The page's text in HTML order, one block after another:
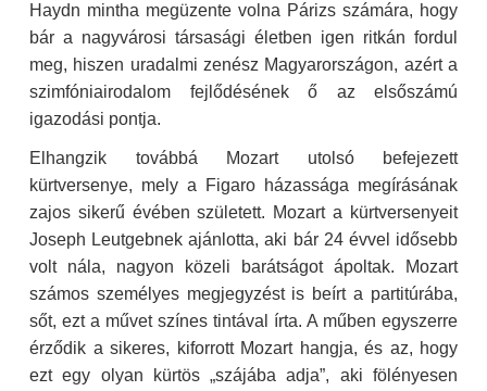
Haydn mintha megüzente volna Párizs számára, hogy
bár a nagyvárosi társasági életben igen ritkán fordul
meg, hiszen uradalmi zenész Magyarországon, azért a
szimfóniairodalom fejlődésének ő az elsőszámú
igazodási pontja.
Elhangzik továbbá Mozart utolsó befejezett
kürtversenye, mely a Figaro házassága megírásának
zajos sikerű évében született. Mozart a kürtversenyeit
Joseph Leutgebnek ajánlotta, aki bár 24 évvel idősebb
volt nála, nagyon közeli barátságot ápoltak. Mozart
számos személyes megjegyzést is beírt a partitúrába,
sőt, ezt a művet színes tintával írta. A műben egyszerre
érződik a sikeres, kiforrott Mozart hangja, és az, hogy
ezt egy olyan kürtös „szájába adja”, aki fölényesen